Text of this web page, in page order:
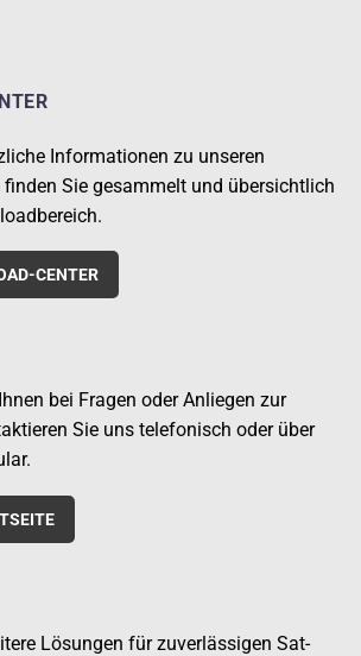
Informationen zu unseren
finden Sie gesammelt und übersichtlich
CENTER
bei Fragen oder Anliegen zur
Sie uns telefonisch oder über
Lösungen für zuverlässigen Sat-